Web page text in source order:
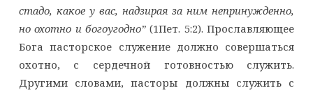
стадо, какое у вас, надзирая за ним непринужденно,
но охотно и богоугодно” (1Пет. 5:2). Прославляющее
Бога пасторское служение должно совершаться
охотно, с сердечной готовностью служить.
Другими словами, пасторы должны служить с